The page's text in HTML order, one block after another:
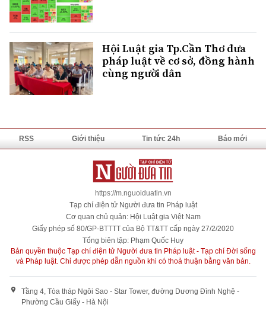
Hội Luật gia Tp.Cần Thơ đưa
pháp luật về cơ sở, đồng hành
cùng người dân
RSS Giới thiệu Tin tức 24h Báo mới
https://m.nguoiduatin.vn
Tạp chí điện tử Người đưa tin Pháp luật
Cơ quan chủ quản: Hội Luật gia Việt Nam
Giấy phép số 80/GP-BTTTT của Bộ TT&TT cấp ngày 27/2/2020
Tổng biên tập: Phạm Quốc Huy
Bản quyền thuộc Tạp chí điện tử Người đưa tin Pháp luật - Tạp chí Đời sống
và Pháp luật. Chỉ được phép dẫn nguồn khi có thoả thuận bằng văn bản.
Tầng 4, Tòa tháp Ngôi Sao - Star Tower, đường Dương Đình Nghệ -
Phường Cầu Giấy - Hà Nội